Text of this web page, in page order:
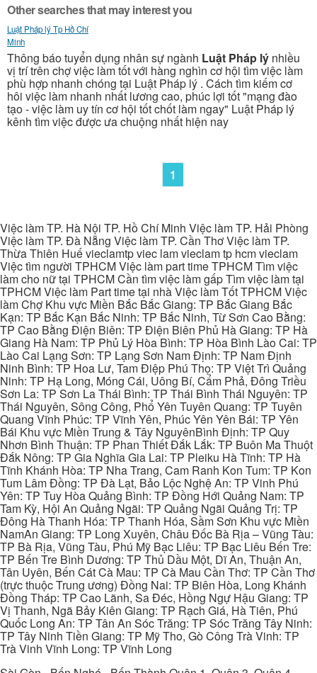
Other searches that may interest you
Luật Pháp lý Tp Hồ Chí
Minh
Thông báo tuyển dụng nhân sự ngành Luật Pháp lý nhiều
vị trí trên chợ việc làm tốt với hàng nghìn cơ hội tìm việc làm
phù hợp nhanh chóng tại Luật Pháp lý . Cách tìm kiếm cơ
hôi việc làm nhanh nhất lương cao, phúc lợi tốt "mạng đào
tạo - việc làm uy tín cơ hội tốt chốt làm ngay" Luật Pháp lý
kênh tìm việc được ưa chuộng nhất hiện nay
1
Việc làm TP. Hà Nội TP. Hồ Chí Minh Việc làm TP. Hải Phòng
Việc làm TP. Đà Nẵng Việc làm TP. Cần Thơ Việc làm TP.
Thừa Thiên Huế vieclamtp viec lam vieclam tp hcm vieclam
Việc tìm người TPHCM Việc làm part time TPHCM Tìm việc
làm cho nữ tại TPHCM Cần tìm việc làm gấp Tìm việc làm tại
TPHCM Việc làm Part time tại nhà Việc làm Tốt TPHCM Việc
làm Chợ Khu vực Miền Bắc Bắc Giang: TP Bắc Giang Bắc
Kạn: TP Bắc Kạn Bắc Ninh: TP Bắc Ninh, Từ Sơn Cao Bằng:
TP Cao Bằng Điện Biên: TP Điện Biên Phủ Hà Giang: TP Hà
Giang Hà Nam: TP Phủ Lý Hòa Bình: TP Hòa Bình Lào Cai: TP
Lào Cai Lạng Sơn: TP Lạng Sơn Nam Định: TP Nam Định
Ninh Bình: TP Hoa Lư, Tam Điệp Phú Thọ: TP Việt Trì Quảng
Ninh: TP Hạ Long, Móng Cái, Uông Bí, Cẩm Phả, Đông Triều
Sơn La: TP Sơn La Thái Bình: TP Thái Bình Thái Nguyên: TP
Thái Nguyên, Sông Công, Phổ Yên Tuyên Quang: TP Tuyên
Quang Vĩnh Phúc: TP Vĩnh Yên, Phúc Yên Yên Bái: TP Yên
Bái Khu vực Miền Trung & Tây NguyênBình Định: TP Quy
Nhơn Bình Thuận: TP Phan Thiết Đắk Lắk: TP Buôn Ma Thuột
Đắk Nông: TP Gia Nghĩa Gia Lai: TP Pleiku Hà Tĩnh: TP Hà
Tĩnh Khánh Hòa: TP Nha Trang, Cam Ranh Kon Tum: TP Kon
Tum Lâm Đồng: TP Đà Lạt, Bảo Lộc Nghệ An: TP Vinh Phú
Yên: TP Tuy Hòa Quảng Bình: TP Đồng Hới Quảng Nam: TP
Tam Kỳ, Hội An Quảng Ngãi: TP Quảng Ngãi Quảng Trị: TP
Đông Hà Thanh Hóa: TP Thanh Hóa, Sầm Sơn Khu vực Miền
NamAn Giang: TP Long Xuyên, Châu Đốc Bà Rịa – Vũng Tàu:
TP Bà Rịa, Vũng Tàu, Phú Mỹ Bạc Liêu: TP Bạc Liêu Bến Tre:
TP Bến Tre Bình Dương: TP Thủ Dầu Một, Dĩ An, Thuận An,
Tân Uyên, Bến Cát Cà Mau: TP Cà Mau Cần Thơ: TP Cần Thơ
(trực thuộc Trung ương) Đồng Nai: TP Biên Hòa, Long Khánh
Đồng Tháp: TP Cao Lãnh, Sa Đéc, Hồng Ngự Hậu Giang: TP
Vị Thanh, Ngã Bảy Kiên Giang: TP Rạch Giá, Hà Tiên, Phú
Quốc Long An: TP Tân An Sóc Trăng: TP Sóc Trăng Tây Ninh:
TP Tây Ninh Tiền Giang: TP Mỹ Tho, Gò Công Trà Vinh: TP
Trà Vinh Vĩnh Long: TP Vĩnh Long